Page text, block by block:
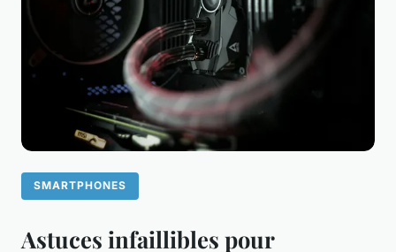
SMARTPHONES
Astuces infaillibles pour